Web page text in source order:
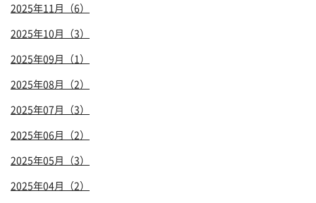
2025年11月（6）
2025年10月（3）
2025年09月（1）
2025年08月（2）
2025年07月（3）
2025年06月（2）
2025年05月（3）
2025年04月（2）